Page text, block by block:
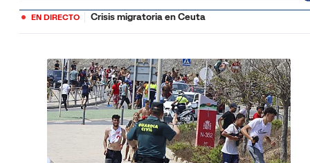
EN DIRECTO Crisis migratoria en Ceuta